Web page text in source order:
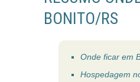
BONITO/RS
Onde ficar em
Hospedagem